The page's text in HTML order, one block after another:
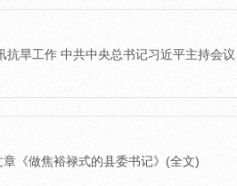
抗旱工作 中共中央总书记习近平主持会议
《做焦裕禄式的县委书记》(全文)